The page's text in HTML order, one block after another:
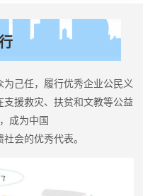
己任，履行优秀企业公民义
援救灾、扶贫和文教等公益
成为中国
会的优秀代表。